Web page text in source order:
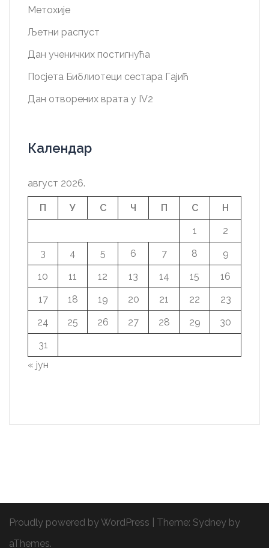
Метохије
Љетни распуст
Дан ученичких постигнућа
Посјета Библиотеци сестара Гајић
Дан отворених врата у IV2
Календар
август 2026.
П У С Ч П С
Н
1
2
3
4 5 6 7 8
9
10
11 12 13 14 15
16
17
18 19 20 21 22
23
24
25 26 27 28 29
30
31
« јун
Proudly powered by WordPress Theme: Sydney by
aThemes.